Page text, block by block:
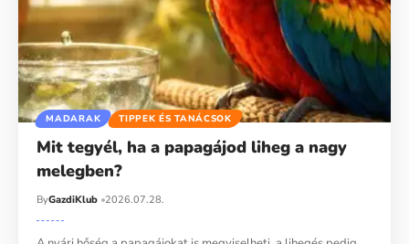
MADARAK TIPPEK ÉS TANÁCSOK
Mit tegyél, ha a papagájod liheg a nagy
melegben?
ByGazdiKlub 2026.07.28.